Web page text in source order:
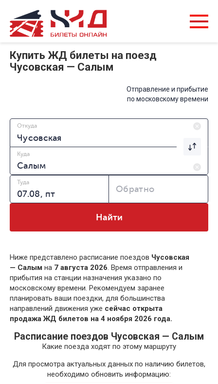
Купить ЖД билеты на поезд
Чусовская — Салым
Отправление и прибытие
по московскому времени
Откуда
Куда
Туда
Обратно
Найти
Ниже представлено расписание поездов Чусовская
— Салым на 7 августа 2026. Время отправления и
прибытия на станции назначения указано по
московскому времени. Рекомендуем заранее
планировать ваши поездки, для большинства
направлений движения уже сейчас открыта
продажа ЖД билетов на 4 ноября 2026 года.
Расписание поездов Чусовская — Салым
Какие поезда ходят по этому маршруту
Для просмотра актуальных данных по наличию билетов,
необходимо обновить информацию: